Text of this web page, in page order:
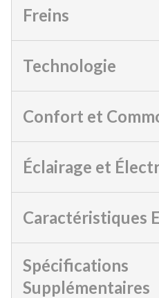
Freins
Technologie
Confort et
Éclairage et
Caractéristiques
Spécifications
Supplémentaires